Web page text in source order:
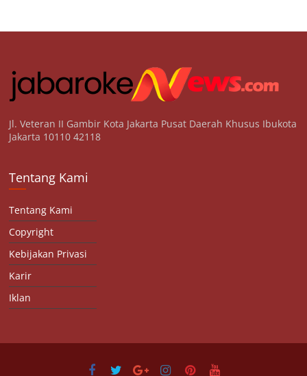
Jl. Veteran II Gambir Kota Jakarta Pusat Daerah Khusus Ibukota
Jakarta 10110 42118
Tentang Kami
Tentang Kami
Copyright
Kebijakan Privasi
Karir
Iklan